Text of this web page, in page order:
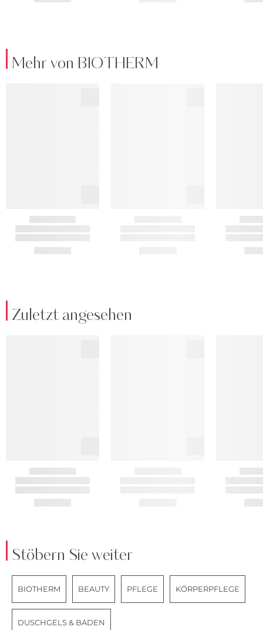
Mehr von BIOTHERM
Zuletzt angesehen
Stöbern Sie weiter
BIOTHERM BEAUTY PFLEGE KÖRPERPFLEGE
DUSCHGELS & BADEN